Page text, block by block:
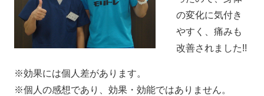
の変化に気付き
やすく、痛みも
改善されました!!
※効果には個人差があります。
※個人の感想であり、効果・効能ではありません。